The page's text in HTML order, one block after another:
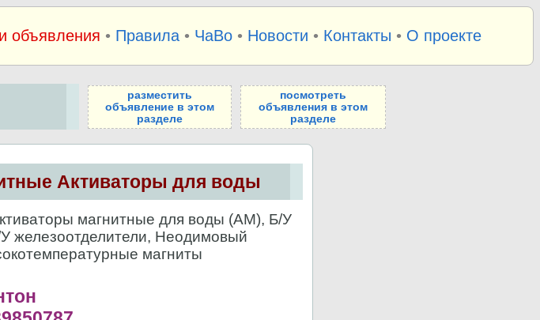
объявления • Правила• ЧаВо• Новости • Контакты • О проекте
разместить
объявление в этом
разделе
посмотреть
объявления в этом
разделе
Активаторы для воды
магнитные для воды (АМ), Б/У
железоотделители, Неодимовый
магниты